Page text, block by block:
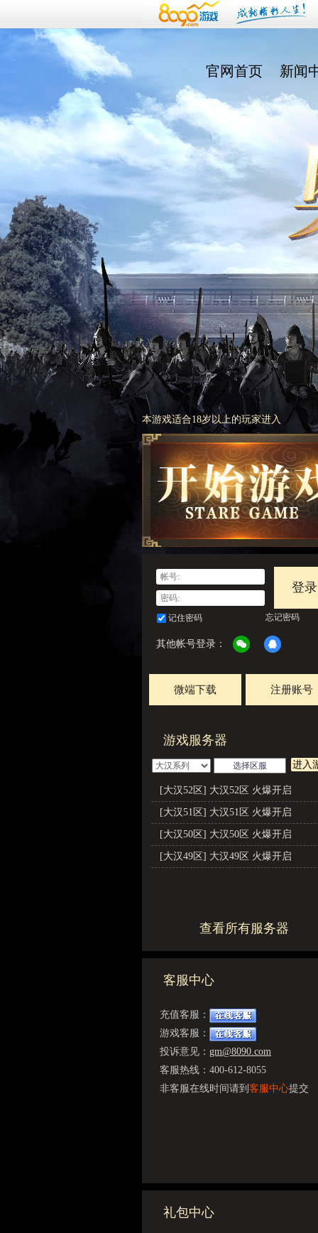
官网首页 新闻
本游戏适合18岁以上的玩家进入
记住密码 忘记密码
登录
其他帐号登录：
微端下载 注册账号
游戏服务器
进入
[大汉52区] 大汉52区 火爆开启
[大汉51区] 大汉51区 火爆开启
[大汉50区] 大汉50区 火爆开启
[大汉49区] 大汉49区 火爆开启
查看所有服务器
客服中心
充值客服：
游戏客服：
投诉意见： gm@8090.com
客服热线：400-612-8055
非客服在线时间请到 客服中心提交
礼包中心